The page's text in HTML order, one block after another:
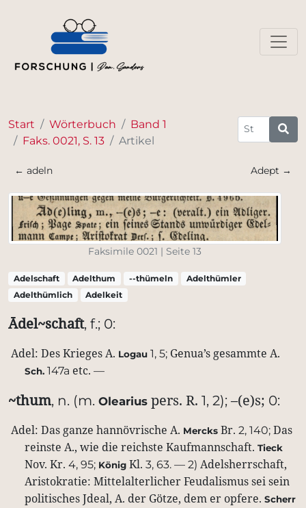
Start Wörterbuch
Band 1
Faks. 0021, S. 13
Artikel
← adeln Adept →
Faksimile 0021 | Seite 13
Adelschaft Adelthum --thümeln
Adelthümler
Adelthümlich
Adelkeit
Ādel~schaft, f.; 0:
Adel: DesKriegesA. Logau 1, 5; Genua’s gesammte A.
Sch. 147a etc. —
~thum, n. (m. Olearius pers. R. 1, 2); –(e)s; 0:
Adel: Das ganze hannövrische A. Mercks Br. 2, 140; Das
reinste A., wie die reichste Kaufmannschaft. Tieck
Nov. Kr. 4, 95; König Kl. 3, 63. — 2) Adelsherrschaft,
Aristokratie: MittelalterlicherFeudalismusseisein
politischesJdeal, A. der Götze, dem er opfere. Scherr